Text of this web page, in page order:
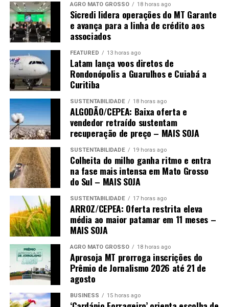
AGRO MATO GROSSO 18 horas ago
Sicredi lidera operações do MT Garante
e avança para a linha de crédito aos
associados
FEATURED 13 horas ago
Latam lança voos diretos de
Rondonópolis a Guarulhos e Cuiabá a
Curitiba
SUSTENTABILIDADE 18 horas ago
ALGODÃO/CEPEA: Baixa oferta e
vendedor retraído sustentam
recuperação de preço – MAIS SOJA
SUSTENTABILIDADE 19 horas ago
Colheita do milho ganha ritmo e entra
na fase mais intensa em Mato Grosso
do Sul – MAIS SOJA
SUSTENTABILIDADE 17 horas ago
ARROZ/CEPEA: Oferta restrita eleva
média ao maior patamar em 11 meses –
MAIS SOJA
AGRO MATO GROSSO 18 horas ago
Aprosoja MT prorroga inscrições do
Prêmio de Jornalismo 2026 até 21 de
agosto
BUSINESS 15 horas ago